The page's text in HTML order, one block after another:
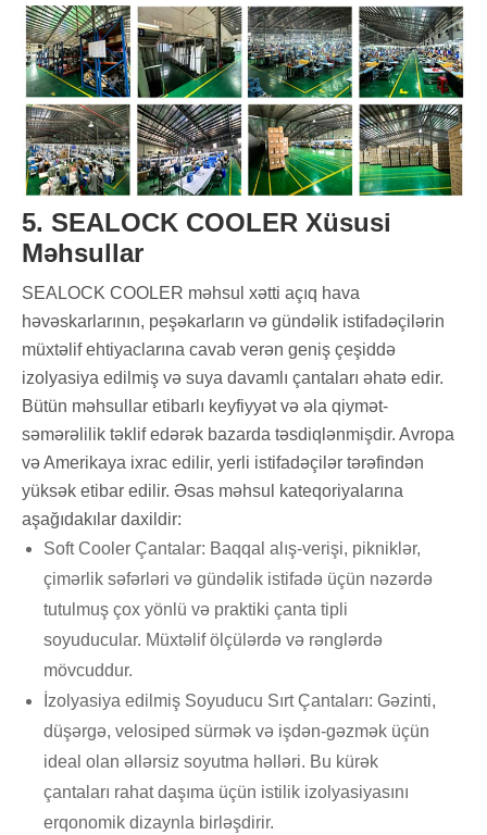
5. SEALOCK COOLER Xüsusi
Məhsullar
SEALOCK COOLER məhsul xətti açıq hava
həvəskarlarının, peşəkarların və gündəlik istifadəçilərin
müxtəlif ehtiyaclarına cavab verən geniş çeşiddə
izolyasiya edilmiş və suya davamlı çantaları əhatə edir.
Bütün məhsullar etibarlı keyfiyyət və əla qiymət-
səmərəlilik təklif edərək bazarda təsdiqlənmişdir. Avropa
və Amerikaya ixrac edilir, yerli istifadəçilər tərəfindən
yüksək etibar edilir. Əsas məhsul kateqoriyalarına
aşağıdakılar daxildir:
Soft Cooler Çantalar: Baqqal alış-verişi, pikniklər,
çimərlik səfərləri və gündəlik istifadə üçün nəzərdə
tutulmuş çox yönlü və praktiki çanta tipli
soyuducular. Müxtəlif ölçülərdə və rənglərdə
mövcuddur.
İzolyasiya edilmiş Soyuducu Sırt Çantaları: Gəzinti,
düşərgə, velosiped sürmək və işdən-gəzmək üçün
ideal olan əllərsiz soyutma həlləri. Bu kürək
çantaları rahat daşıma üçün istilik izolyasiyasını
erqonomik dizaynla birləşdirir.